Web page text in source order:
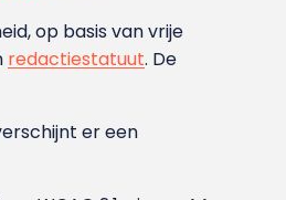
op basis van vrije
redactiestatuut. De
er een